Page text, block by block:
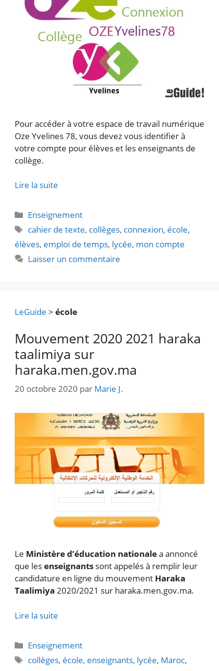
Pour accéder à votre espace de travail numérique
Oze Yvelines 78, vous devez vous identifier à
votre compte pour élèves et les enseignants de
collège.
Lire la suite
Catégories
Enseignement
Étiquettes
cahier de texte, collèges, connexion, école,
élèves, emploi de temps, lycée, mon compte
Laisser un commentaire
LeGuide > école
Mouvement 2020 2021 haraka
taalimiya sur
haraka.men.gov.ma
20 octobre 2020 par Marie J.
Le Ministère d’éducation nationalea annoncé
que lesenseignants sont appelés à remplir leur
candidature en ligne du mouvement Haraka
Taalimiya 2020/2021 sur haraka.men.gov.ma.
Lire la suite
Catégories
Enseignement
Étiquettes
collèges, école, enseignants, lycée, Maroc,